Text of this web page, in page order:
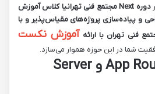
دوره Next مجتمع فنی تهران یاکلاس آموزش
و پیاده‌سازی پروژه‌های مقیاس‌پذیر و با
فنی تهران با ارائه آموزش نکست
شما در این حوزه هموار می‌سازد.
معرفی کوتاه App Router و Server